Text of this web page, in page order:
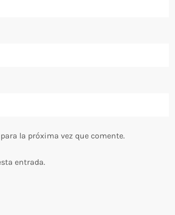
la próxima vez que comente.
entrada.